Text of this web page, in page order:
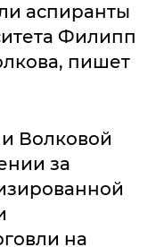
аспиранты
Филипп
пишет
Волковой
за
на